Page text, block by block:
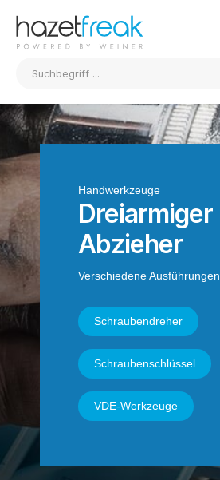
Handwerkzeuge
Dreiarmiger
Abzieher
Verschiedene Ausführungen
Schraubendreher
Schraubenschlüssel
VDE-Werkzeuge